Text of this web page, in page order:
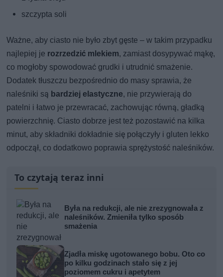
szczypta soli
Ważne, aby ciasto nie było zbyt gęste – w takim przypadku
najlepiej je rozrzedzić mlekiem, zamiast dosypywać mąkę,
co mogłoby spowodować grudki i utrudnić smażenie.
Dodatek tłuszczu bezpośrednio do masy sprawia, że
naleśniki są bardziej elastyczne, nie przywierają do
patelni i łatwo je przewracać, zachowując równą, gładką
powierzchnię. Ciasto dobrze jest też pozostawić na kilka
minut, aby składniki dokładnie się połączyły i gluten lekko
odpoczął, co dodatkowo poprawia sprężystość naleśników.
To czytają teraz inni
Była na redukcji, ale nie zrezygnowała z
naleśników. Zmieniła tylko sposób
smażenia
Zjadła miskę ugotowanego bobu. Oto co
po kilku godzinach stało się z jej
poziomem cukru i apetytem